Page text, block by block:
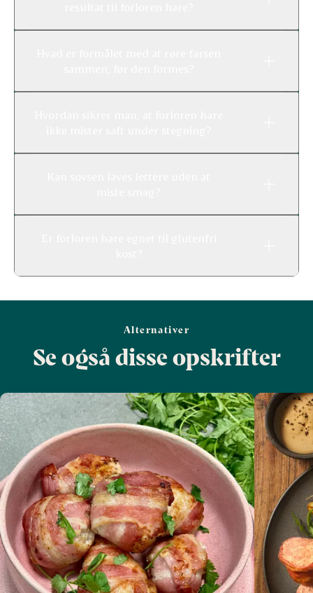
Alternativer
Se også disse opskrifter